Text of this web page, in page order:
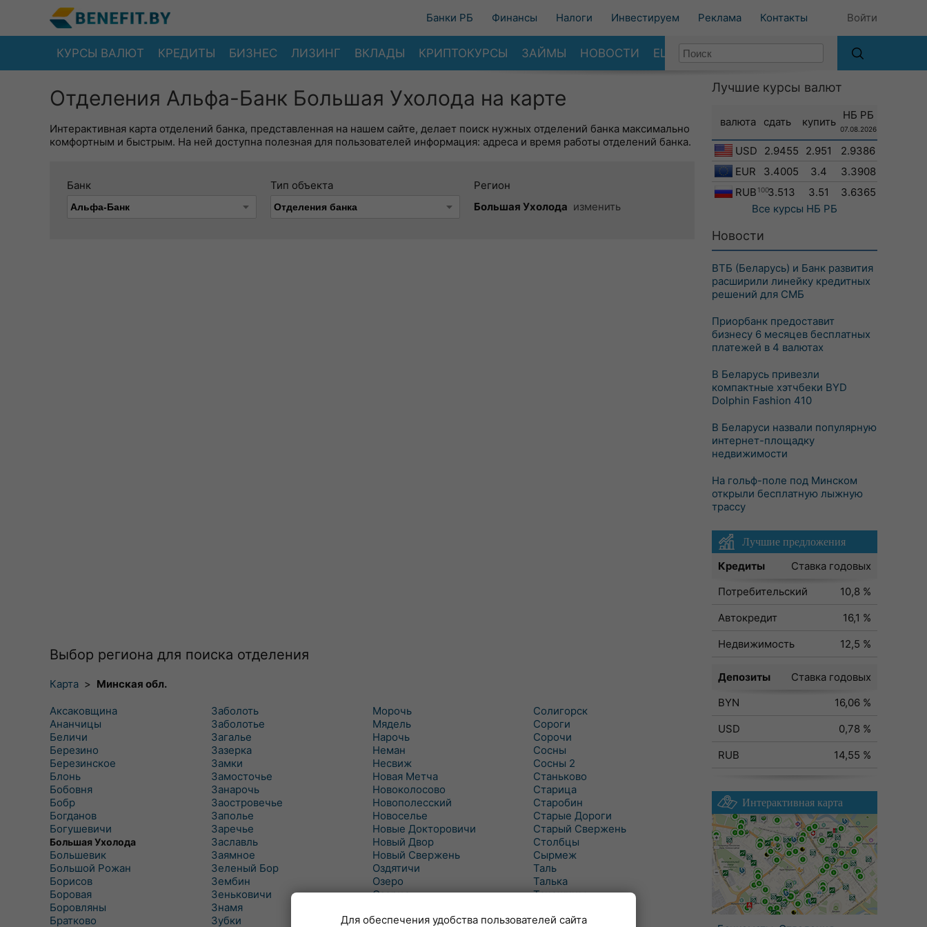
Банки РБ Финансы Налоги Инвестируем Реклама Контакты Войти
КУРСЫ ВАЛЮТ КРЕДИТЫ БИЗНЕС ЛИЗИНГ ВКЛАДЫ КРИПТОКУРСЫ ЗАЙМЫ НОВОСТИ ЕЩЕ
Отделения Альфа-Банк Большая Ухолода на карте
Интерактивная карта отделений банка, представленная на нашем сайте, делает поиск нужных отделений банка максимально
комфортным и быстрым. На ней доступна полезная для пользователей информация: адреса и время работы отделений банка.
Банк Тип объекта
Регион
Большая Ухолода изменить
Выбор региона для поиска отделения
Карта > Минская обл.
Аксаковщина
Ананчицы
Беличи
Березино
Березинское
Блонь
Бобовня
Бобр
Богданов
Богушевичи
Большая Ухолода
Большевик
Большой Рожан
Борисов
Боровая
Боровляны
Братково
Заболоть
Заболотье
Загалье
Зазерка
Замки
Замосточье
Занарочь
Заостровечье
Заполье
Заречье
Заславль
Заямное
Зеленый Бор
Зембин
Зеньковичи
Знамя
Зубки
Морочь
Мядель
Нарочь
Неман
Несвиж
Новая Метча
Новоколосово
Новополесский
Новоселье
Новые Докторовичи
Новый Двор
Новый Свержень
Оздятичи
Озеро
Озерцо
Октябрь
Солигорск
Сороги
Сорочи
Сосны
Сосны 2
Станьково
Старица
Старобин
Старые Дороги
Старый Свержень
Столбцы
Сырмеж
Таль
Талька
Танежицы
Турец-Бояры
Лучшие курсы валют
валюта сдать купить
НБ РБ
07.08.2026
USD 2.9455 2.951
2.9386
EUR
3.4005 3.4
3.3908
RUB 1003.513 3.51
3.6365
Все курсы НБ РБ
Новости
ВТБ (Беларусь) и Банк развития
расширили линейку кредитных
решений для СМБ
Приорбанк предоставит
бизнесу 6 месяцев бесплатных
платежей в 4 валютах
В Беларусь привезли
компактные хэтчбеки BYD
Dolphin Fashion 410
В Беларуси назвали популярную
интернет-площадку
недвижимости
На гольф-поле под Минском
открыли бесплатную лыжную
трассу
Лучшие предложения
Кредиты
Ставка годовых
Потребительский
10,8 %
Автокредит
16,1 %
Недвижимость
12,5 %
Депозиты
Ставка годовых
BYN
16,06 %
USD
0,78 %
RUB
14,55 %
Интерактивная карта
Для обеспечения удобства пользователей сайта